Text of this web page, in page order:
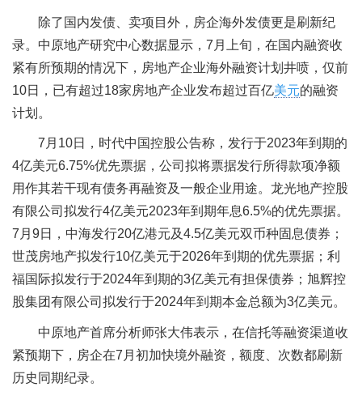
除了国内发债、卖项目外，房企海外发债更是刷新纪
录。中原地产研究中心数据显示，7月上旬，在国内融资收
紧有所预期的情况下，房地产企业海外融资计划井喷，仅前
10日，已有超过18家房地产企业发布超过百亿美元的融资
计划。
7月10日，时代中国控股公告称，发行于2023年到期的
4亿美元6.75%优先票据，公司拟将票据发行所得款项净额
用作其若干现有债务再融资及一般企业用途。龙光地产控股
有限公司拟发行4亿美元2023年到期年息6.5%的优先票据。
7月9日，中海发行20亿港元及4.5亿美元双币种固息债券；
世茂房地产拟发行10亿美元于2026年到期的优先票据；利
福国际拟发行于2024年到期的3亿美元有担保债券；旭辉控
股集团有限公司拟发行于2024年到期本金总额为3亿美元。
中原地产首席分析师张大伟表示，在信托等融资渠道收
紧预期下，房企在7月初加快境外融资，额度、次数都刷新
历史同期纪录。